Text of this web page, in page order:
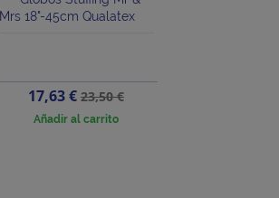
Mrs 18"-45cm Qualatex
Precio
17,63 €Precio
base
23,50 €
Añadir al carrito